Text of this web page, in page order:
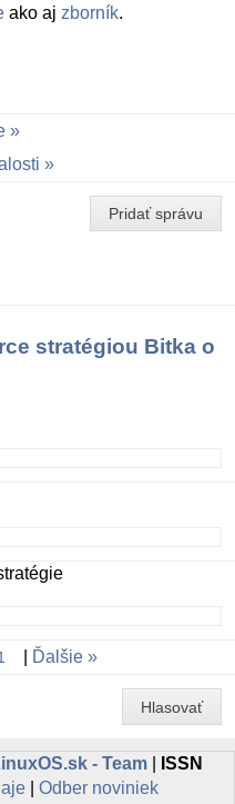
ako aj zborník.
Pridať správu
stratégiou Bitka o
Ďalšie
Hlasovať
- Team|
ISSN
| Odber noviniek